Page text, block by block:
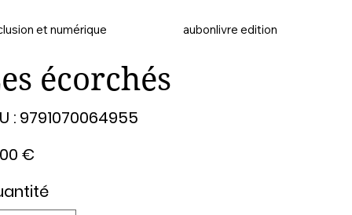
et numérique aubonlivre edition
écorchés
: 9791070064955
9791070064955
€